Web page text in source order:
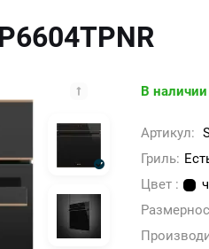
В наличии
Артикул:
Гриль:
Цвет :